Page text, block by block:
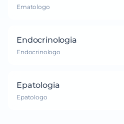
Ematologo
Endocrinologia
Endocrinologo
Epatologia
Epatologo